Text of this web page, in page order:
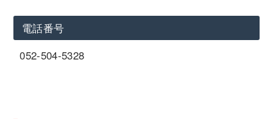
電話番号
052-504-5328